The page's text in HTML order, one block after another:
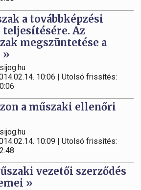
a továbbképzési
Az
megszüntetése a
»
10:06 | Utolsó frissítés:
a műszaki ellenőri
10:09 | Utolsó frissítés:
vezetői szerződés
»